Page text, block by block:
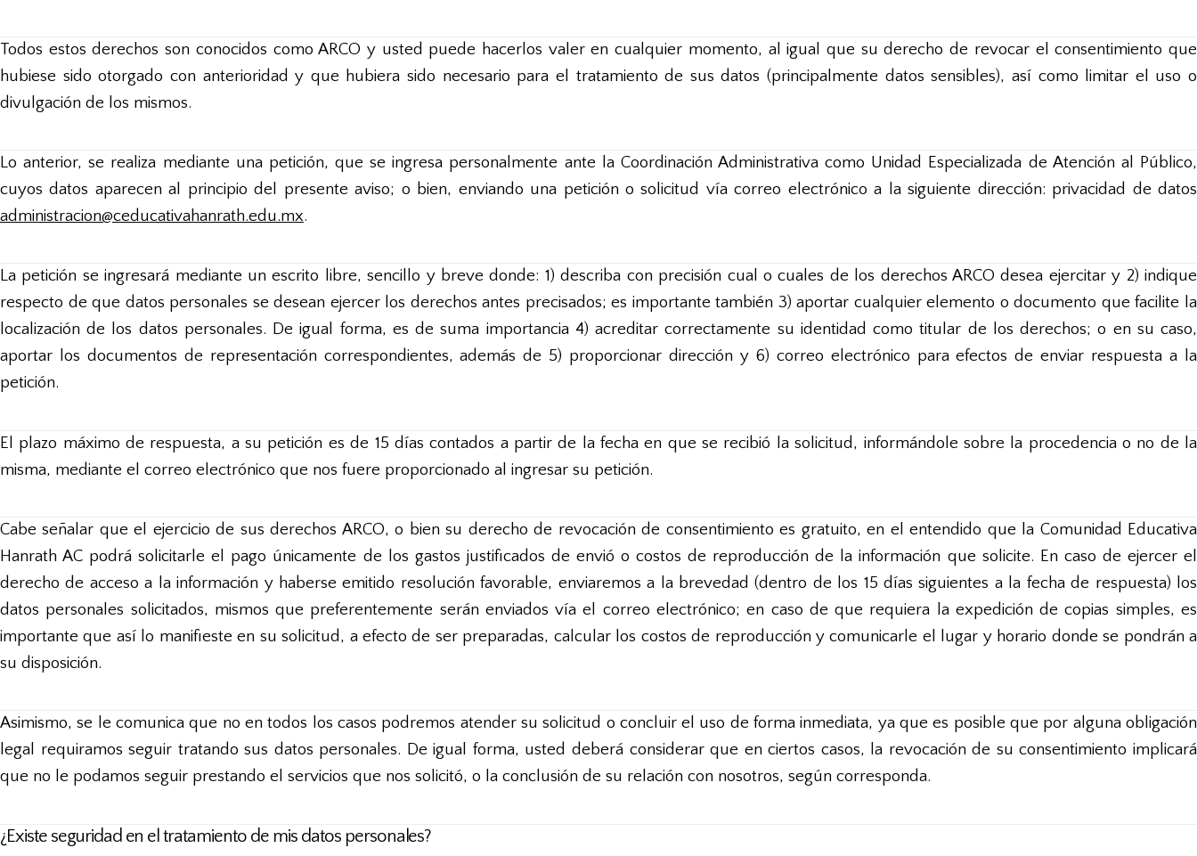
Todos estos derechos son conocidos como ARCO y usted puede hacerlos valer en cualquier momento, al igual que su derecho de revocar el consentimiento que
hubiese sido otorgado con anterioridad y que hubiera sido necesario para el tratamiento de sus datos (principalmente datos sensibles), así como limitar el uso o
divulgación de los mismos.
Lo anterior, se realiza mediante una petición, que se ingresa personalmente ante la Coordinación Administrativa como Unidad Especializada de Atención al Público,
cuyos datos aparecen al principio del presente aviso; o bien, enviando una petición o solicitud vía correo electrónico a la siguiente dirección: privacidad de datos
administracion@ceducativahanrath.edu.mx.
La petición se ingresará mediante un escrito libre, sencillo y breve donde: 1) describa con precisión cual o cuales de los derechos ARCO desea ejercitar y 2) indique
respecto de que datos personales se desean ejercer los derechos antes precisados; es importante también 3) aportar cualquier elemento o documento que facilite la
localización de los datos personales. De igual forma, es de suma importancia 4) acreditar correctamente su identidad como titular de los derechos; o en su caso,
aportar los documentos de representación correspondientes, además de 5) proporcionar dirección y 6) correo electrónico para efectos de enviar respuesta a la
petición.
El plazo máximo de respuesta, a su petición es de 15 días contados a partir de la fecha en que se recibió la solicitud, informándole sobre la procedencia o no de la
misma, mediante el correo electrónico que nos fuere proporcionado al ingresar su petición.
Cabe señalar que el ejercicio de sus derechos ARCO, o bien su derecho de revocación de consentimiento es gratuito, en el entendido que la Comunidad Educativa
Hanrath AC podrá solicitarle el pago únicamente de los gastos justificados de envió o costos de reproducción de la información que solicite. En caso de ejercer el
derecho de acceso a la información y haberse emitido resolución favorable, enviaremos a la brevedad (dentro de los 15 días siguientes a la fecha de respuesta) los
datos personales solicitados, mismos que preferentemente serán enviados vía el correo electrónico; en caso de que requiera la expedición de copias simples, es
importante que así lo manifieste en su solicitud, a efecto de ser preparadas, calcular los costos de reproducción y comunicarle el lugar y horario donde se pondrán a
su disposición.
Asimismo, se le comunica que no en todos los casos podremos atender su solicitud o concluir el uso de forma inmediata, ya que es posible que por alguna obligación
legal requiramos seguir tratando sus datos personales. De igual forma, usted deberá considerar que en ciertos casos, la revocación de su consentimiento implicará
que no le podamos seguir prestando el servicios que nos solicitó, o la conclusión de su relación con nosotros, según corresponda.
¿Existe seguridad en el tratamiento de mis datos personales?